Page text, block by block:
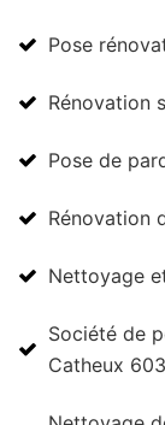
Pose
Rénovation
Pose de
Rénovation
Nettoyage
Société de
Catheux